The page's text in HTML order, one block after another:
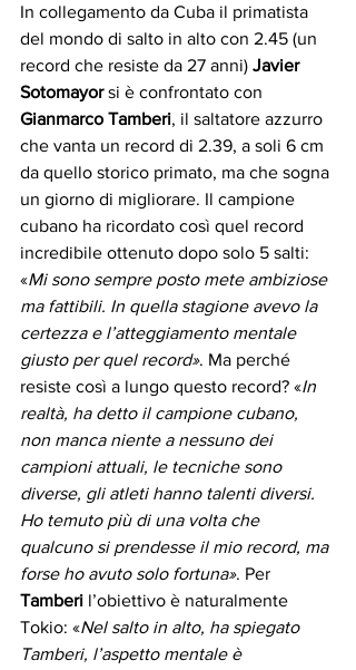
In collegamento da Cuba il primatista
del mondo di salto in alto con 2.45 (un
record che resiste da 27 anni) Javier
Sotomayor si è confrontato con
Gianmarco Tamberi, il saltatore azzurro
che vanta un record di 2.39, a soli 6 cm
da quello storico primato, ma che sogna
un giorno di migliorare. Il campione
cubano ha ricordato così quel record
incredibile ottenuto dopo solo 5 salti:
«Mi sono sempre posto mete ambiziose
ma fattibili. In quella stagione avevo la
certezza e l’atteggiamento mentale
giusto per quel record». Ma perché
resiste così a lungo questo record? «In
realtà, ha detto il campione cubano,
non manca niente a nessuno dei
campioni attuali, le tecniche sono
diverse, gli atleti hanno talenti diversi.
Ho temuto più di una volta che
qualcuno si prendesse il mio record, ma
forse ho avuto solo fortuna». Per
Tamberi l’obiettivo è naturalmente
Tokio: «Nel salto in alto, ha spiegato
Tamberi, l’aspetto mentale è